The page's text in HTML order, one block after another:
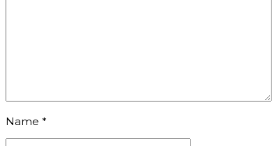
Name *